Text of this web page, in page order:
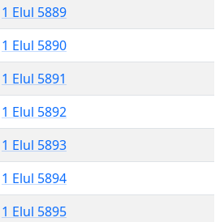
1 Elul 5889
1 Elul 5890
1 Elul 5891
1 Elul 5892
1 Elul 5893
1 Elul 5894
1 Elul 5895